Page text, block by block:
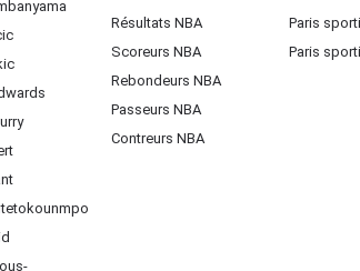
Résultats NBA
Scoreurs NBA
Rebondeurs NBA
Passeurs NBA
Contreurs NBA
Paris
Paris